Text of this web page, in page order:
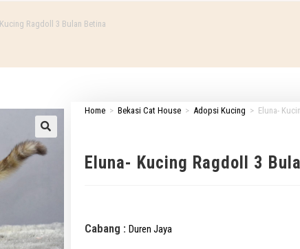
Ragdoll 3 Bulan Betina
Home > Bekasi Cat House > Adopsi Kucing > Eluna-
Eluna- Kucing Ragdoll 3
Cabang : Duren Jaya